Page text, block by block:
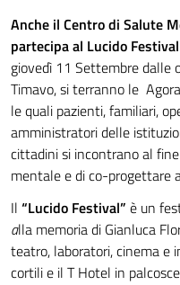
Anche il Centro di Salute
partecipa al Lucido
giovedì 11 Settembre
Timavo, si terranno le
le quali pazienti, familiari,
amministratori delle
cittadini si incontrano al
mentale e di co-progettare
Il “Lucido Festival” è un
alla memoria di Gianluca
teatro, laboratori, cinema e
cortili e il T Hotel in